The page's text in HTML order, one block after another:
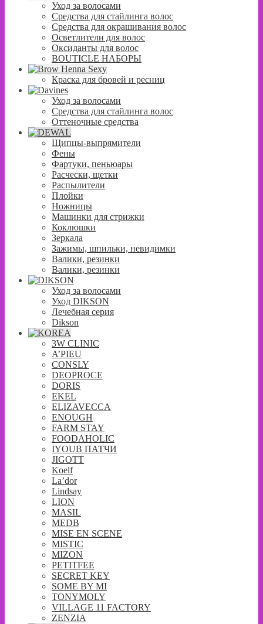
Уход за волосами
Средства для стайлинга волос
Средства для окрашивания волос
Осветлители для волос
Оксиданты для волос
BOUTICLE НАБОРЫ
Краска для бровей и ресниц
Уход за волосами
Средства для стайлинга волос
Оттеночные средства
Щипцы-выпрямители
Фены
Фартуки, пеньюары
Расчески, щетки
Распылители
Плойки
Ножницы
Машинки для стрижки
Коклюшки
Зеркала
Зажимы, шпильки, невидимки
Валики, резинки
Валики, резинки
Уход за волосами
Уход DIKSON
Лечебная серия
Dikson
3W CLINIC
A’PIEU
CONSLY
DEOPROCE
DORIS
EKEL
ELIZAVECCA
ENOUGH
FARM STAY
FOODAHOLIC
IYOUB ПАТЧИ
JIGOTT
Koelf
La’dor
Lindsay
LION
MASIL
MEDB
MISE EN SCENE
MISTIC
MIZON
PETITFEE
SECRET KEY
SOME BY MI
TONYMOLY
VILLAGE 11 FACTORY
ZENZIA